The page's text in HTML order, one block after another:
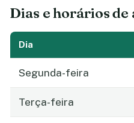
Dias e horários
Dia
Segunda-feira
Terça-feira